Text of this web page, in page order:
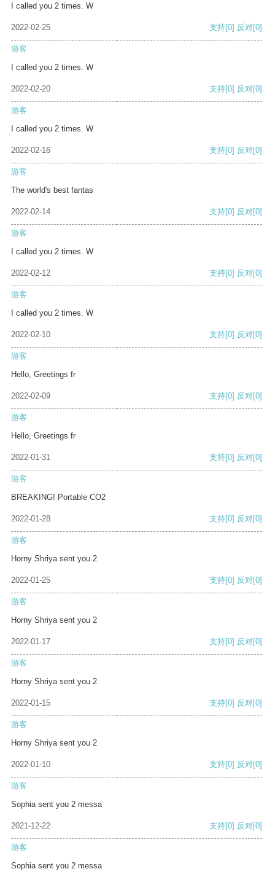
I called you 2 times. W
2022-02-25 支持[0] 反对[0]
游客
I called you 2 times. W
2022-02-20 支持[0] 反对[0]
游客
I called you 2 times. W
2022-02-16 支持[0] 反对[0]
游客
The world's best fantas
2022-02-14 支持[0] 反对[0]
游客
I called you 2 times. W
2022-02-12 支持[0] 反对[0]
游客
I called you 2 times. W
2022-02-10 支持[0] 反对[0]
游客
Hello, Greetings fr
2022-02-09 支持[0] 反对[0]
游客
Hello, Greetings fr
2022-01-31 支持[0] 反对[0]
游客
BREAKING! Portable CO2
2022-01-28 支持[0] 反对[0]
游客
Horny Shriya sent you 2
2022-01-25 支持[0] 反对[0]
游客
Horny Shriya sent you 2
2022-01-17 支持[0] 反对[0]
游客
Horny Shriya sent you 2
2022-01-15 支持[0] 反对[0]
游客
Horny Shriya sent you 2
2022-01-10 支持[0] 反对[0]
游客
Sophia sent you 2 messa
2021-12-22 支持[0] 反对[0]
游客
Sophia sent you 2 messa